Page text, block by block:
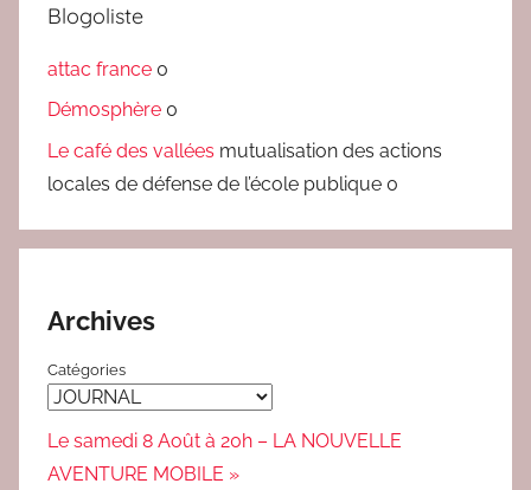
Blogoliste
attac france 0
Démosphère 0
Le café des vallées mutualisation des actions
locales de défense de l’école publique 0
Archives
Catégories
Le samedi 8 Août à 20h – LA NOUVELLE
AVENTURE MOBILE »